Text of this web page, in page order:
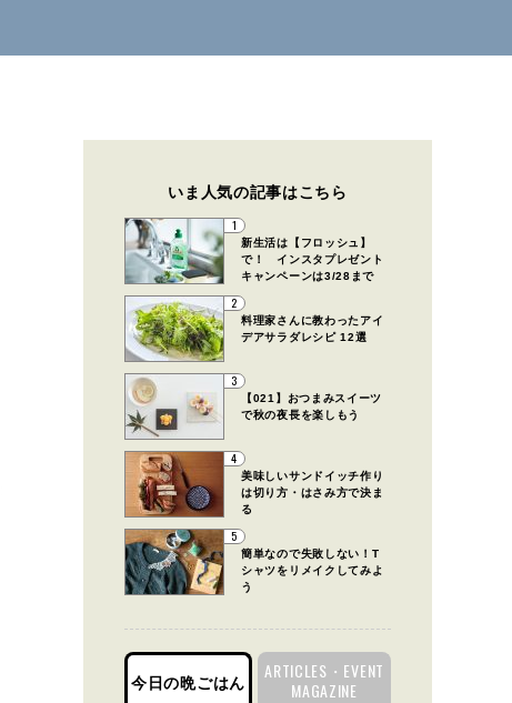
いま人気の記事はこちら
1
新生活は【フロッシュ】
で！ インスタプレゼント
キャンペーンは3/28まで
2
料理家さんに教わったアイ
デアサラダレシピ 12選
3
【021】おつまみスイーツ
で秋の夜長を楽しもう
4
美味しいサンドイッチ作り
は切り方・はさみ方で決ま
る
5
簡単なので失敗しない！T
シャツをリメイクしてみよ
う
今日の晩ごはん
ARTICLES・EVENT
MAGAZINE